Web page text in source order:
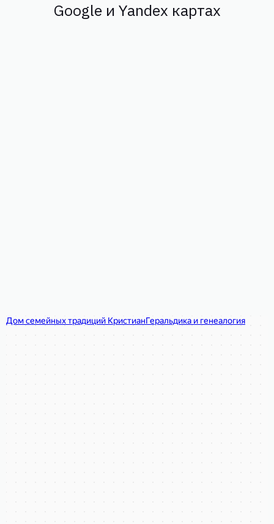
Google и Yandex картах
Дом семейных традиций Кристиан